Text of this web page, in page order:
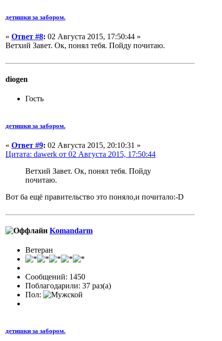
детишки за забором.
« Ответ #8: 02 Августа 2015, 17:50:44 »
Ветхий Завет. Ок, понял тебя. Пойду почитаю.
diogen
Гость
детишки за забором.
« Ответ #9: 02 Августа 2015, 20:10:31 »
Цитата: dawerk от 02 Августа 2015, 17:50:44
Ветхий Завет. Ок, понял тебя. Пойду
почитаю.
Вот ба ещё правительство это поняло,и почитало:-D
Komandarm
Ветеран
Сообщений: 1450
Поблагодарили: 37 раз(а)
Пол:
детишки за забором.